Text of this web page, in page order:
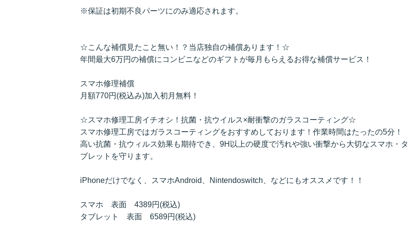
※保証は初期不良パーツにのみ適応されます。
☆こんな補償見たこと無い！？当店独自の補償あります！☆
年間最大6万円の補償にコンビニなどのギフトが毎月もらえるお得な補償サービス！
スマホ修理補償
月額770円(税込み)加入初月無料！
☆スマホ修理工房イチオシ！抗菌・抗ウイルス×耐衝撃のガラスコーティング☆
スマホ修理工房ではガラスコーティングをおすすめしております！作業時間はたったの5分！
高い抗菌・抗ウィルス効果も期待でき、9H以上の硬度で汚れや強い衝撃から大切なスマホ・タ
ブレットを守ります。
iPhoneだけでなく、スマホAndroid、Nintendoswitch、などにもオススメです！！
スマホ 表面 4389円(税込)
タブレット 表面 6589円(税込)